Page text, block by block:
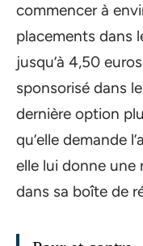
commencer à
placements dans
jusqu’à 4,50
sponsorisé dans
dernière option
qu’elle demande
elle lui donne
dans sa boîte de